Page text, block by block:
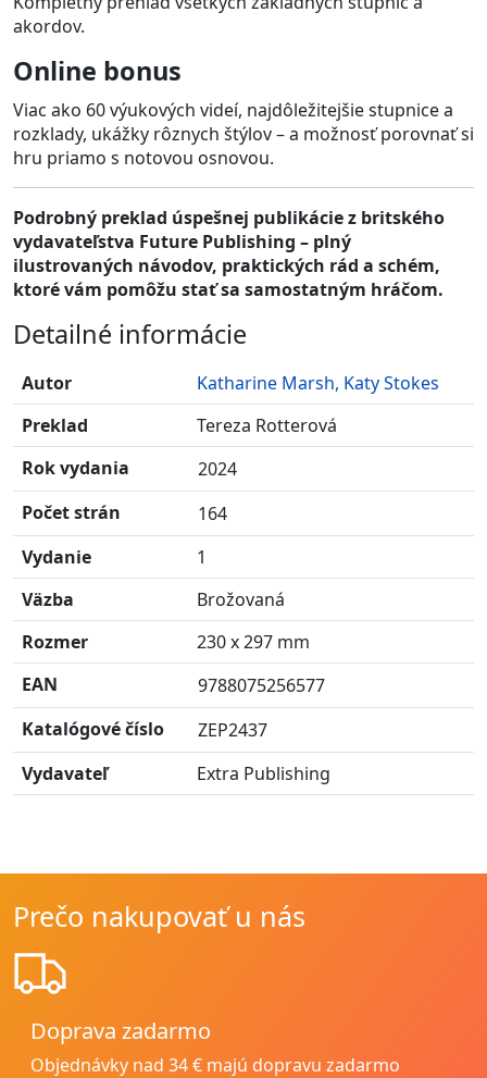
akordov.
Online bonus
Viac ako 60 výukových videí, najdôležitejšie stupnice a
rozklady, ukážky rôznych štýlov – a možnosť porovnať si
hru priamo s notovou osnovou.
Podrobný preklad úspešnej publikácie z britského
vydavateľstva Future Publishing – plný
ilustrovaných návodov, praktických rád a schém,
ktoré vám pomôžu stať sa samostatným hráčom.
Detailné informácie
Autor
Katharine Marsh, Katy Stokes
Preklad
Tereza Rotterová
Rok vydania
2024
Počet strán
164
Vydanie
1
Väzba
Brožovaná
Rozmer
230 x 297 mm
EAN
9788075256577
Katalógové číslo
ZEP2437
Vydavateľ
Extra Publishing
Prečo nakupovať u nás
Doprava zadarmo
Objednávky nad 34 € majú dopravu zadarmo